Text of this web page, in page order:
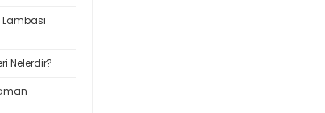
Lambası
Nelerdir?